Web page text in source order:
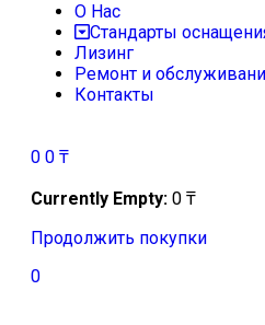
О Нас
Стандарты
Лизинг
Ремонт и
Контакты
0 0 ₸
Currently Empty: 0 ₸
Продолжить покупки
0